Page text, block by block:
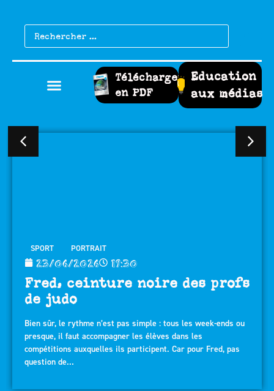
Télécharger
en PDF
Education
aux médias
SPORT PORTRAIT
23/06/2026 19:30
Fred, ceinture noire des profs
de judo
Bien sûr, le rythme n’est pas simple : tous les week-ends ou
presque, il faut accompagner les élèves dans les
compétitions auxquelles ils participent. Car pour Fred, pas
question de…